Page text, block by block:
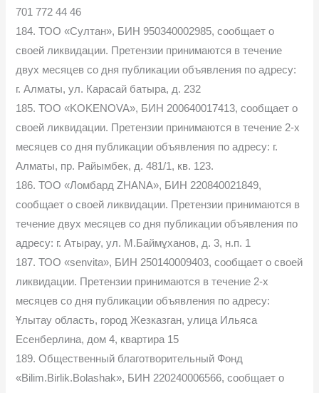
701 772 44 46
184. ТОО «Султан», БИН 950340002985, сообщает о
своей ликвидации. Претензии принимаются в течение
двух месяцев со дня публикации объявления по адресу:
г. Алматы, ул. Карасай батыра, д. 232
185. ТОО «KOKENOVA», БИН 200640017413, сообщает о
своей ликвидации. Претензии принимаются в течение 2-х
месяцев со дня публикации объявления по адресу: г.
Алматы, пр. Райымбек, д. 481/1, кв. 123.
186. ТОО «Ломбард ZHANA», БИН 220840021849,
сообщает о своей ликвидации. Претензии принимаются в
течение двух месяцев со дня публикации объявления по
адресу: г. Атырау, ул. М.Баймұханов, д. 3, н.п. 1
187. ТОО «senvita», БИН 250140009403, сообщает о своей
ликвидации. Претензии принимаются в течение 2-х
месяцев со дня публикации объявления по адресу:
Ұлытау область, город Жезказган, улица Ильяса
Есенберлина, дом 4, квартира 15
189. Общественный благотворительный Фонд
«Bilim.Birlik.Bolashak», БИН 220240006566, сообщает о